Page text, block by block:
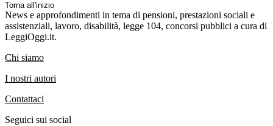
Torna all'inizio
News e approfondimenti in tema di pensioni, prestazioni sociali e
assistenziali, lavoro, disabilità, legge 104, concorsi pubblici a cura di
LeggiOggi.it.
Chi siamo
I nostri autori
Contattaci
Seguici sui social